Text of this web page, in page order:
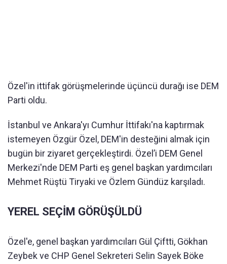
Özel'in ittifak görüşmelerinde üçüncü durağı ise DEM
Parti oldu.
İstanbul ve Ankara'yı Cumhur İttifakı'na kaptırmak
istemeyen Özgür Özel, DEM'in desteğini almak için
bugün bir ziyaret gerçekleştirdi. Özel’i DEM Genel
Merkezi'nde DEM Parti eş genel başkan yardımcıları
Mehmet Rüştü Tiryaki ve Özlem Gündüz karşıladı.
YEREL SEÇİM GÖRÜŞÜLDÜ
Özel'e, genel başkan yardımcıları Gül Çiftti, Gökhan
Zeybek ve CHP Genel Sekreteri Selin Sayek Böke